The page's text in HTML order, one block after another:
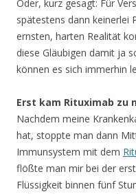
Oder, kurz gesagt: Für
spätestens dann keinerlei
ernsten, harten Realität
diese Gläubigen damit ja
können es sich immerhin
Erst kam Rituximab zu
Nachdem meine
hat, stoppte man dann
Immunsystem mit dem
flößte man mir bei der
Flüssigkeit binnen fünf